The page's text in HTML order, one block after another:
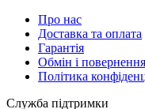
Про нас
Доставка та оплата
Гарантія
Обмін і
Політика
Служба підтримки